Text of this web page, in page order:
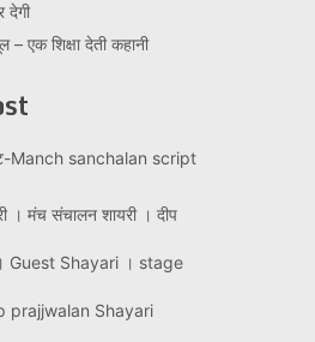
देगी
एक शिक्षा देती कहानी
Manch sanchalan script
। मंच संचालन शायरी । दीप
Guest Shayari । stage
prajjwalan Shayari